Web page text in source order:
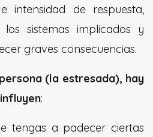
intensidad de respuesta,
sistemas implicados y
graves consecuencias.
(la estresada), hay
:
tengas a padecer ciertas